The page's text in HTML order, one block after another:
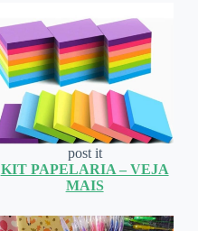
post it
KIT PAPELARIA – VEJA
MAIS